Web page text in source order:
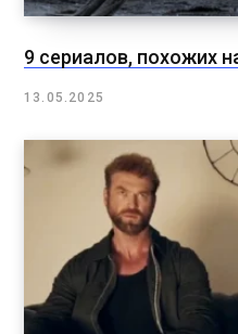
9 сериалов, похожих
13.05.2025